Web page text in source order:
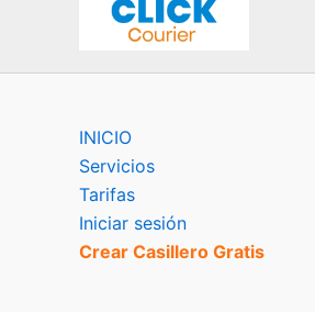
INICIO
Servicios
Tarifas
Iniciar sesión
Crear Casillero Gratis